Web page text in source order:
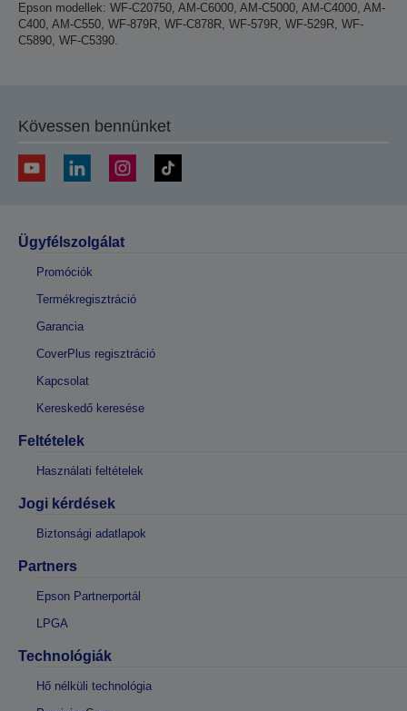
Epson modellek: WF-C20750, AM-C6000, AM-C5000, AM-C4000, AM-
C400, AM-C550, WF-879R, WF-C878R, WF-579R, WF-529R, WF-
C5890, WF-C5390.
Kövessen bennünket
Ügyfélszolgálat
Promóciók
Termékregisztráció
Garancia
CoverPlus regisztráció
Kapcsolat
Kereskedő keresése
Feltételek
Használati feltételek
Jogi kérdések
Biztonsági adatlapok
Partners
Epson Partnerportál
LPGA
Technológiák
Hő nélküli technológia